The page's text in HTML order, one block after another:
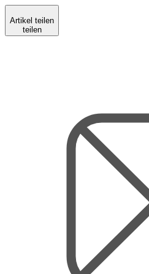
Artikel teilen
teilen